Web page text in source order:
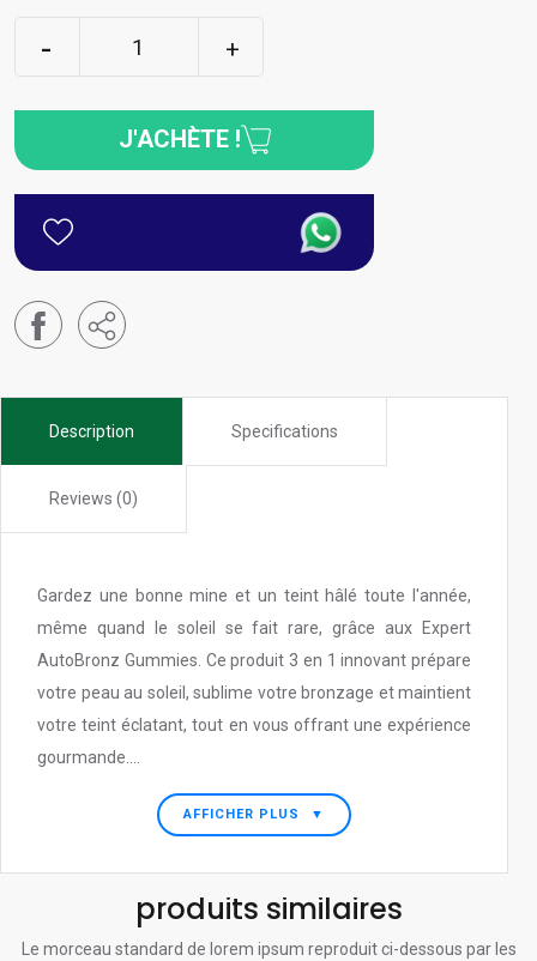
J'ACHÈTE !
Description Specifications
Reviews (0)
Gardez une bonne mine et un teint hâlé toute l'année,
même quand le soleil se fait rare, grâce aux Expert
AutoBronz Gummies. Ce produit 3 en 1 innovant prépare
votre peau au soleil, sublime votre bronzage et maintient
votre teint éclatant, tout en vous offrant une expérience
gourmande....
AFFICHER PLUS ▼
produits similaires
Le morceau standard de lorem ipsum reproduit ci-dessous par les